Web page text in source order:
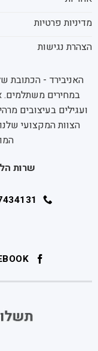
מדיניות פרטיות
הצהרת נגישות
האניבירד - הכתובת
במחירים משתלמים.
ועגילים בעיצובים
הצוות המקצועי
שרות